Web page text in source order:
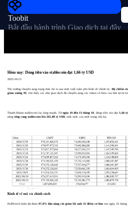
Toobit
Bắt đầu hành trình Giao dịch tại đây
Hôm nay: Dòng tiền vào stablecoin đạt 1,66 tỷ USD
2025-10-13
Thị trường chuyển sang trạng thái rủi ro sau một cuối tuần yên bình về chính trị. Độ chiếm
giảm xuống 39, cho thấy các nhà giao dịch đã chuyển sang các token có beta cao khi sự tự
Thanh khoản stablecoin lại tăng mạnh. Từngày 10 đến 13 tháng 10, dòng tiền vào đạt 1,66 tỷ
nâng tổng cung stablecoin lên 261,88 tỷ USD, một mức cao mới trong chu kỳ.
Kinh tế vĩ mô và chính sách
FedWatch hiện dự đoán 97,8% khả năng cắt giảm lãi suất 25 điểm cơ bảnvào ngày 25 tháng